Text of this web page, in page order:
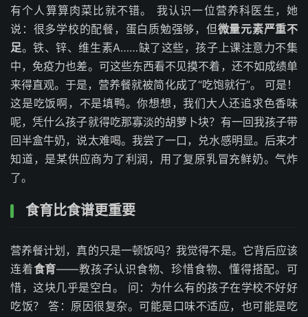
有个人算算肉菜比就不错。 我认识一位营养科医生，她
说：很多学校的配餐，蛋白质勉强够，但微量元素严重不
足。铁、锌、维生素A……缺了这些，孩子上课注意力不集
中，免疫力也差。可这些东西看不见摸不着，还不如成绩单
来得直观。于是，营养餐就被简化成了“吃饱就行”。 可是！
这是吃饭啊，不是填鸭。你想想，我们大人还追求色香味
呢，凭什么孩子就得吃那寡淡的胡萝卜块？有一回我孩子带
回半盒牛奶，说太难喝。我尝了一口，兑水感明显。后来才
知道，是某供应商为了利润，用了复原乳冒充鲜奶。气炸
了。
食育比食谱更重要
营养餐计划，真的只是一顿饭吗？我觉得不是。它背后应该
连着食育——教孩子认识食物、珍惜食物、懂得搭配。可
惜，这块几乎是空白。 问：为什么有的孩子在学校不好好
吃饭？ 答：原因很复杂。可能是口味不适应，也可能是吃